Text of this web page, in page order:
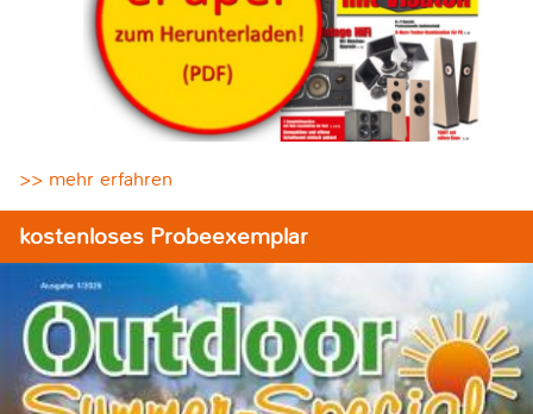
>> mehr erfahren
kostenloses Probeexemplar